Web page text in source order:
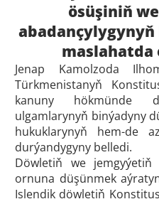
ösüşiniň
maslahatda
Jenap
Kamolzoda
Türkmenistanyň
kanuny hökmünde
ulgamlarynyň binýadyny
hukuklarynyň hem-de
durýandygyny belledi.
Döwletiň we jemgyýetiň
ornuna düşünmek
Islendik döwletiň